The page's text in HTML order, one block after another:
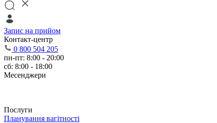
Запис на прийом
Контакт-центр
0 800 504 205
пн-пт: 8:00 - 20:00
сб: 8:00 - 18:00
Месенджери
Послуги
Планування вагітності